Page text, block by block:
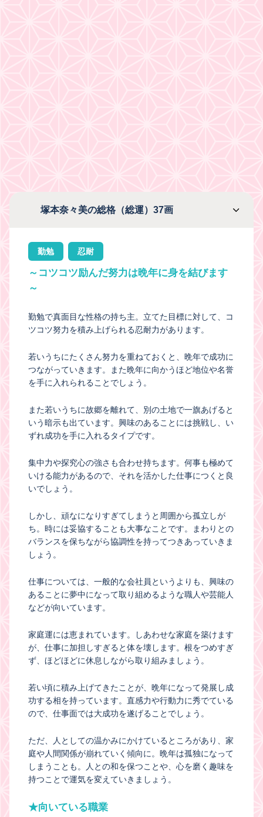
塚本奈々美の総格（総運）37画
勤勉 忍耐
～コツコツ励んだ努力は晩年に身を結びます
～
勤勉で真面目な性格の持ち主。立てた目標に対して、コ
ツコツ努力を積み上げられる忍耐力があります。
若いうちにたくさん努力を重ねておくと、晩年で成功に
つながっていきます。また晩年に向かうほど地位や名誉
を手に入れられることでしょう。
また若いうちに故郷を離れて、別の土地で一旗あげると
いう暗示も出ています。興味のあることには挑戦し、い
ずれ成功を手に入れるタイプです。
集中力や探究心の強さも合わせ持ちます。何事も極めて
いける能力があるので、それを活かした仕事につくと良
いでしょう。
しかし、頑なになりすぎてしまうと周囲から孤立しが
ち。時には妥協することも大事なことです。まわりとの
バランスを保ちながら協調性を持ってつきあっていきま
しょう。
仕事については、一般的な会社員というよりも、興味の
あることに夢中になって取り組めるような職人や芸能人
などが向いています。
家庭運には恵まれています。しあわせな家庭を築けます
が、仕事に加担しすぎると体を壊します。根をつめすぎ
ず、ほどほどに休息しながら取り組みましょう。
若い頃に積み上げてきたことが、晩年になって発展し成
功する相を持っています。直感力や行動力に秀でている
ので、仕事面では大成功を遂げることでしょう。
ただ、人としての温かみにかけているところがあり、家
庭や人間関係が崩れていく傾向に。晩年は孤独になって
しまうことも。人との和を保つことや、心を磨く趣味を
持つことで運気を変えていきましょう。
★向いている職業